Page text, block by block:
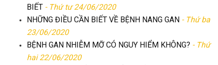
BIẾT - Thứ tư 24/06/2020
NHỮNG ĐIỀU CẦN BIẾT VỀ BỆNH NANG GAN - Thứ ba
23/06/2020
BỆNH GAN NHIỄM MỠ CÓ NGUY HIỂM KHÔNG? - Thứ
hai 22/06/2020